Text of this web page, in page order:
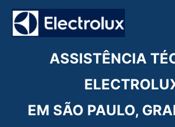
para
ASSISTÊNCIA
EM SÃO PAULO,